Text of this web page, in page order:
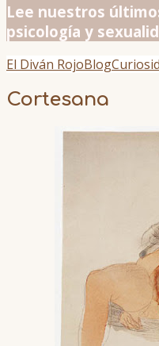
Lee nuestros
psicología y
El Diván RojoBlog
Cortesana